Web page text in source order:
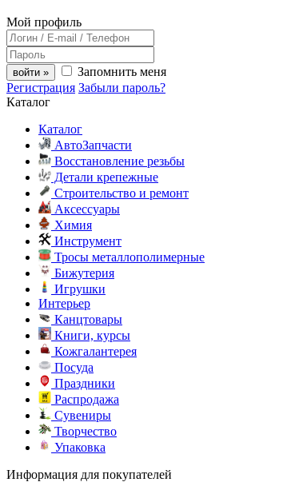
Мой профиль
войти »
Запомнить меня
Регистрация Забыли пароль?
Каталог
Каталог
АвтоЗапчасти
Восстановление резьбы
Детали крепежные
Строительство и ремонт
Аксессуары
Химия
Инструмент
Тросы металлополимерные
Бижутерия
Игрушки
Интерьер
Канцтовары
Книги, курсы
Кожгалантерея
Посуда
Праздники
Распродажа
Сувениры
Творчество
Упаковка
Информация для покупателей